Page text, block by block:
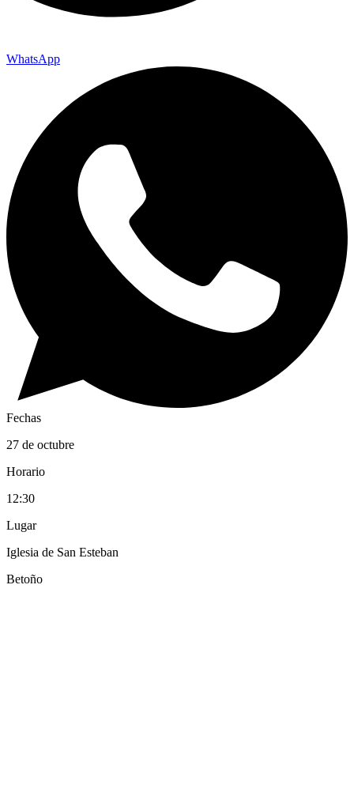
WhatsApp
Fechas
27 de octubre
Horario
12:30
Lugar
Iglesia de San Esteban
Betoño